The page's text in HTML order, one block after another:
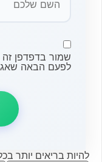
שמור בדפדפן
לפעם הבאה
להיות בריאים יותר